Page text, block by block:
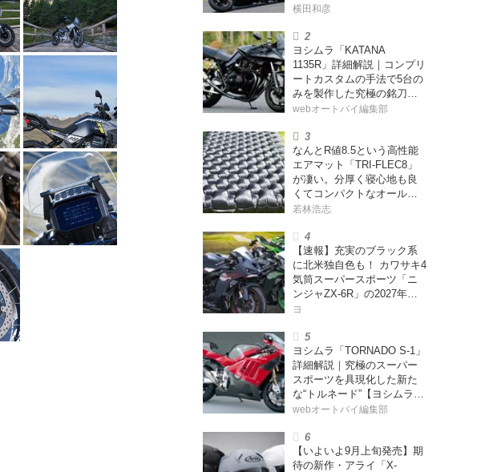
横田和彦
ヨシムラ「KATANA
1135R」詳細解説｜コンプリ
ートカスタムの手法で5台の
みを製作した究極の銘刀
【ヨシムラ伝】
webオートバイ編集部
なんとR値8.5という高性能
エアマット「TRI-FLEC8」
が凄い。分厚く寝心地も良
くてコンパクトなオールシ
ーズン対応マットを試して
ー・カブカブ・ダイアリー
ズ Vol.385〉
若林浩志
【速報】充実のブラック系
に北米独自色も！ カワサキ4
気筒スーパースポーツ「ニ
ンジャZX-6R」の2027年モ
デルを発表、2気筒ニンジャ
ヨ
ヨシムラ「TORNADO S-1」
詳細解説｜究極のスーパー
スポーツを具現化した新た
な“トルネード”【ヨシムラ
伝】
webオートバイ編集部
【いよいよ9月上旬発売】期
待の新作・アライ「X-